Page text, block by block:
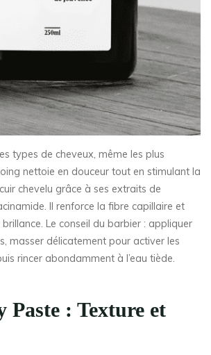
types de cheveux, même les plus
nettoie en douceur tout en stimulant la
chevelu grâce à ses extraits de
Il renforce la fibre capillaire et
Le conseil du barbier : appliquer
masser délicatement pour activer les
rincer abondamment à l’eau tiède.
Paste : Texture et